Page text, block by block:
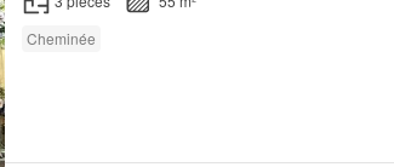
Cheminée